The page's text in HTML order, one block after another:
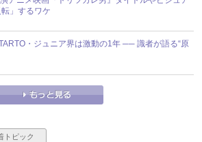
」するワケ
・ジュニア界は激動の1年 ── 識者が語る“原
トピック